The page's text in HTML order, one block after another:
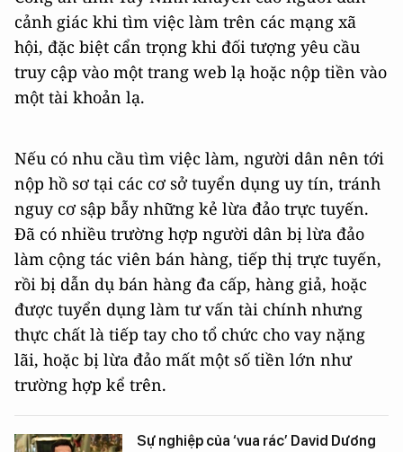
cảnh giác khi tìm việc làm trên các mạng xã
hội, đặc biệt cẩn trọng khi đối tượng yêu cầu
truy cập vào một trang web lạ hoặc nộp tiền vào
một tài khoản lạ.
Nếu có nhu cầu tìm việc làm, người dân nên tới
nộp hồ sơ tại các cơ sở tuyển dụng uy tín, tránh
nguy cơ sập bẫy những kẻ lừa đảo trực tuyến.
Đã có nhiều trường hợp người dân bị lừa đảo
làm cộng tác viên bán hàng, tiếp thị trực tuyến,
rồi bị dẫn dụ bán hàng đa cấp, hàng giả, hoặc
được tuyển dụng làm tư vấn tài chính nhưng
thực chất là tiếp tay cho tổ chức cho vay nặng
lãi, hoặc bị lừa đảo mất một số tiền lớn như
trường hợp kể trên.
Sự nghiệp của ‘vua rác’ David Dương